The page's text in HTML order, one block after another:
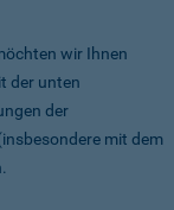
wir Ihnen
der unten
der
mit dem